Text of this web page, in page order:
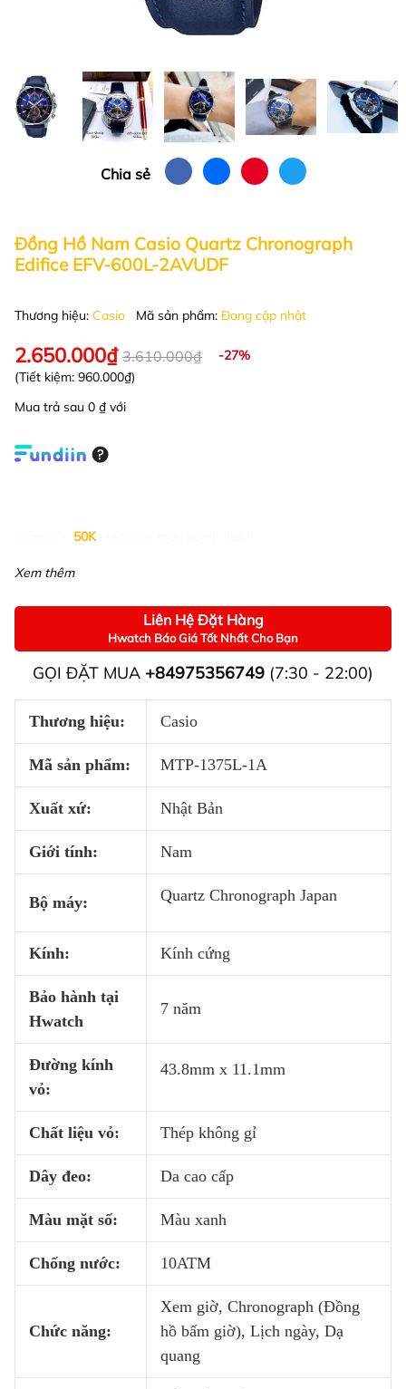
Chia sẻ
Đồng Hồ Nam Casio Quartz Chronograph
Edifice EFV-600L-2AVUDF
Thương hiệu: Casio Mã sản phẩm: Đang cập nhật
2.650.000₫ 3.610.000₫
-27%
(Tiết kiệm: 960.000₫)
Mua trả sau 0 ₫ với
50K
Xem thêm
Liên Hệ Đặt Hàng
Hwatch Báo Giá Tốt Nhất Cho Bạn
GỌI ĐẶT MUA +84975356749 (7:30 - 22:00)
Thương hiệu: Casio
Mã sản phẩm: MTP-1375L-1A
Xuất xứ: Nhật Bản
Giới tính: Nam
Bộ máy: Quartz Chronograph Japan
Kính: Kính cứng
Bảo hành tại
Hwatch
7 năm
Đường kính
vỏ:
43.8mm x 11.1mm
Chất liệu vỏ: Thép không gỉ
Dây đeo: Da cao cấp
Màu mặt số: Màu xanh
Chống nước: 10ATM
Chức năng:
Xem giờ, Chronograph (Đồng
hồ bấm giờ), Lịch ngày, Dạ
quang